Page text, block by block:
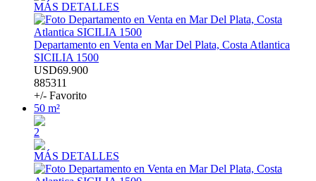
MÁS DETALLES
Departamento en Venta en Mar Del Plata, Costa Atlantica
SICILIA 1500
USD69.900
885311
+/- Favorito
50 m²
2
MÁS DETALLES